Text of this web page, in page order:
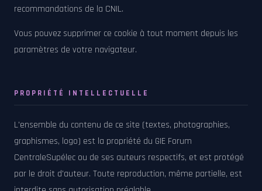
recommandations de la CNIL.
Vous pouvez supprimer ce cookie à tout moment depuis les
paramètres de votre navigateur.
PROPRIÉTÉ INTELLECTUELLE
L'ensemble du contenu de ce site (textes, photographies,
graphismes, logo) est la propriété du GIE Forum
CentraleSupélec ou de ses auteurs respectifs, et est protégé
par le droit d'auteur. Toute reproduction, même partielle, est